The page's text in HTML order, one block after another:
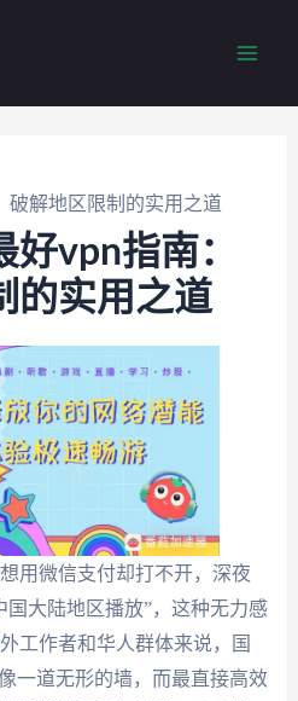
破解地区限制的实用之道
vpn指南：
的实用之道
用微信支付却打不开，深夜
国大陆地区播放”，这种无力感
工作者和华人群体来说，国
一道无形的墙，而最直接高效